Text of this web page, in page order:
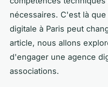
nécessaires. C'est là
digitale à Paris peut
article, nous allons
d'engager une agence
associations.